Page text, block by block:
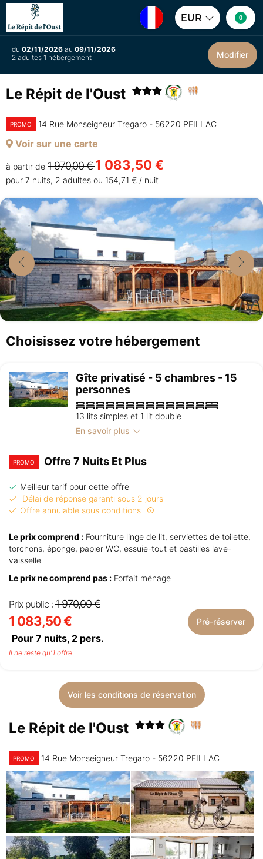
EUR 0
du 02/11/2026 au 09/11/2026
2 adultes 1 hébergement
Modifier
Le Répit de l'Oust
PROMO 14 Rue Monseigneur Tregaro - 56220 PEILLAC
Voir sur une carte
à partir de 1 970,00 €1 083,50 €
pour 7 nuits, 2 adultes ou 154,71 € / nuit
Choisissez votre hébergement
Gîte privatisé - 5 chambres - 15
personnes
13 lits simples et 1 lit double
En savoir plus
PROMO Offre 7 Nuits Et Plus
Meilleur tarif pour cette offre
Délai de réponse garanti sous 2 jours
Offre annulable sous conditions
Le prix comprend : Fourniture linge de lit, serviettes de toilette,
torchons, éponge, papier WC, essuie-tout et pastilles lave-
vaisselle
Le prix ne comprend pas : Forfait ménage
Prix public : 1 970,00 €
1 083,50 €
Pour 7 nuits, 2 pers.
Pré-réserver
Il ne reste qu'1 offre
Voir les conditions de réservation
Le Répit de l'Oust
PROMO 14 Rue Monseigneur Tregaro - 56220 PEILLAC